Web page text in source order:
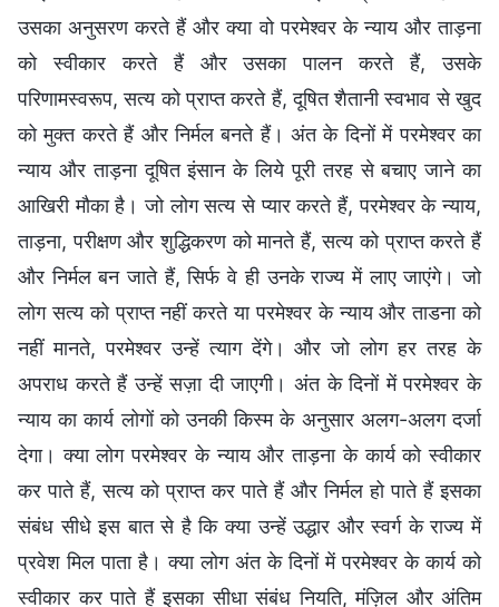
उसका अनुसरण करते हैं और क्या वो परमेश्वर के न्याय और ताड़ना
को स्वीकार करते हैं और उसका पालन करते हैं, उसके
परिणामस्वरूप, सत्य को प्राप्त करते हैं, दूषित शैतानी स्वभाव से खुद
को मुक्त करते हैं और निर्मल बनते हैं। अंत के दिनों में परमेश्वर का
न्याय और ताड़ना दूषित इंसान के लिये पूरी तरह से बचाए जाने का
आखिरी मौका है। जो लोग सत्य से प्यार करते हैं, परमेश्वर के न्याय,
ताड़ना, परीक्षण और शुद्धिकरण को मानते हैं, सत्य को प्राप्त करते हैं
और निर्मल बन जाते हैं, सिर्फ वे ही उनके राज्य में लाए जाएंगे। जो
लोग सत्य को प्राप्त नहीं करते या परमेश्वर के न्याय और ताडना को
नहीं मानते, परमेश्वर उन्हें त्याग देंगे। और जो लोग हर तरह के
अपराध करते हैं उन्हें सज़ा दी जाएगी। अंत के दिनों में परमेश्वर के
न्याय का कार्य लोगों को उनकी किस्म के अनुसार अलग-अलग दर्जा
देगा। क्या लोग परमेश्वर के न्याय और ताड़ना के कार्य को स्वीकार
कर पाते हैं, सत्य को प्राप्त कर पाते हैं और निर्मल हो पाते हैं इसका
संबंध सीधे इस बात से है कि क्या उन्हें उद्धार और स्वर्ग के राज्य में
प्रवेश मिल पाता है। क्या लोग अंत के दिनों में परमेश्वर के कार्य को
स्वीकार कर पाते हैं इसका सीधा संबंध नियति, मंज़िल और अंतिम